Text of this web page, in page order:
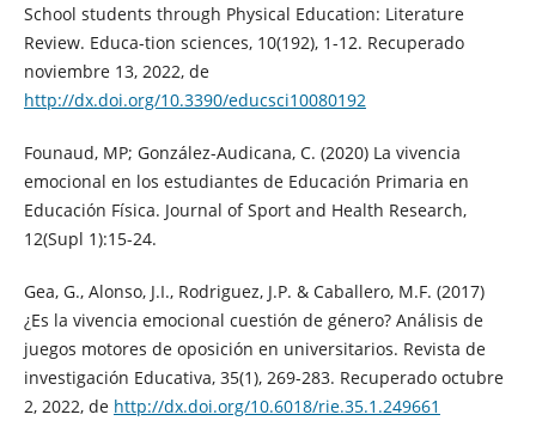
School students through Physical Education: Literature
Review. Educa-tion sciences, 10(192), 1-12. Recuperado
noviembre 13, 2022, de
http://dx.doi.org/10.3390/educsci10080192
Founaud, MP; González-Audicana, C. (2020) La vivencia
emocional en los estudiantes de Educación Primaria en
Educación Física. Journal of Sport and Health Research,
12(Supl 1):15-24.
Gea, G., Alonso, J.I., Rodriguez, J.P. & Caballero, M.F. (2017)
¿Es la vivencia emocional cuestión de género? Análisis de
juegos motores de oposición en universitarios. Revista de
investigación Educativa, 35(1), 269-283. Recuperado octubre
2, 2022, de http://dx.doi.org/10.6018/rie.35.1.249661